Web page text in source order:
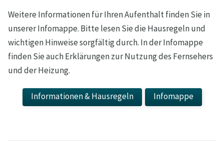
Weitere Informationen für Ihren Aufenthalt finden Sie in
unserer Infomappe. Bitte lesen Sie die Hausregeln und
wichtigen Hinweise sorgfältig durch. In der Infomappe
finden Sie auch Erklärungen zur Nutzung des Fernsehers
und der Heizung.
Informationen & Hausregeln Infomappe